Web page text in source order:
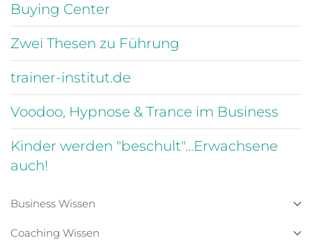
Buying Center
Zwei Thesen zu Führung
trainer-institut.de
Voodoo, Hypnose & Trance im Business
Kinder werden "beschult"...Erwachsene
auch!
Business Wissen
Coaching Wissen